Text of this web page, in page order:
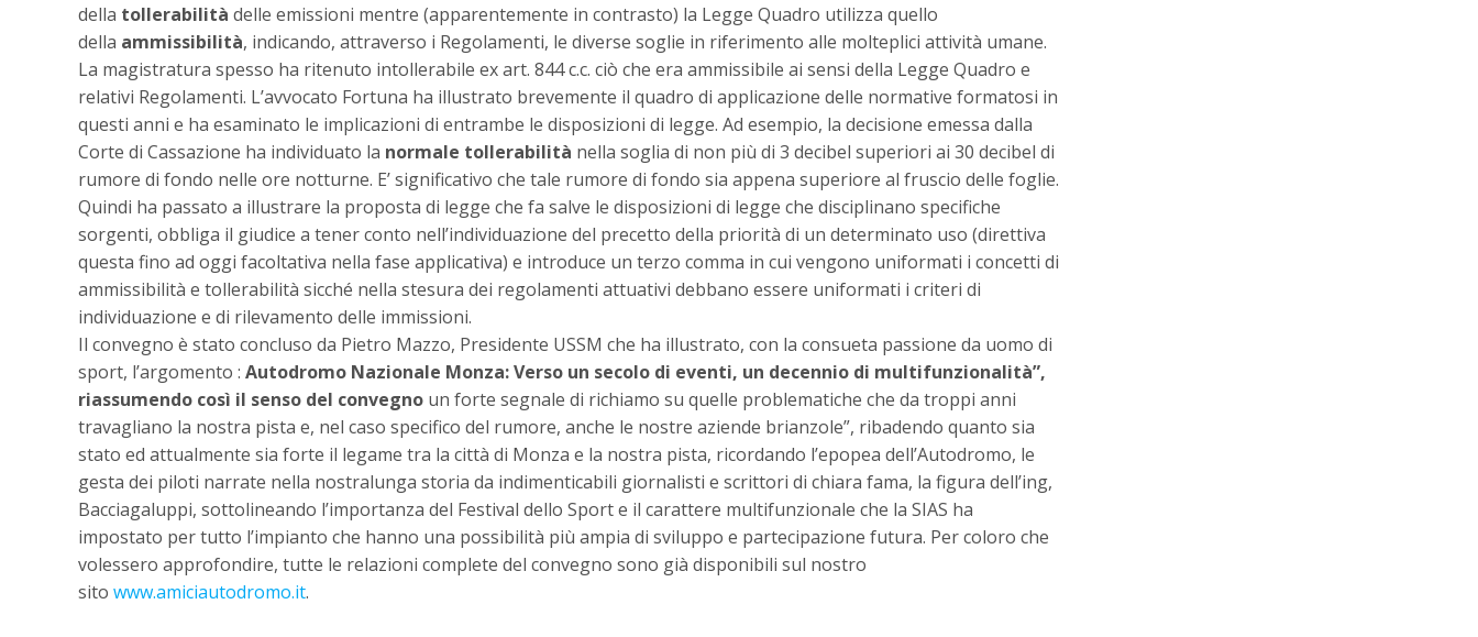
della tollerabilità delle emissioni mentre (apparentemente in contrasto) la Legge Quadro utilizza quello
della ammissibilità, indicando, attraverso i Regolamenti, le diverse soglie in riferimento alle molteplici attività umane.
La magistratura spesso ha ritenuto intollerabile ex art. 844 c.c. ciò che era ammissibile ai sensi della Legge Quadro e
relativi Regolamenti. L’avvocato Fortuna ha illustrato brevemente il quadro di applicazione delle normative formatosi in
questi anni e ha esaminato le implicazioni di entrambe le disposizioni di legge. Ad esempio, la decisione emessa dalla
Corte di Cassazione ha individuato la normale tollerabilità nella soglia di non più di 3 decibel superiori ai 30 decibel di
rumore di fondo nelle ore notturne. E’ significativo che tale rumore di fondo sia appena superiore al fruscio delle foglie.
Quindi ha passato a illustrare la proposta di legge che fa salve le disposizioni di legge che disciplinano specifiche
sorgenti, obbliga il giudice a tener conto nell’individuazione del precetto della priorità di un determinato uso (direttiva
questa fino ad oggi facoltativa nella fase applicativa) e introduce un terzo comma in cui vengono uniformati i concetti di
ammissibilità e tollerabilità sicché nella stesura dei regolamenti attuativi debbano essere uniformati i criteri di
individuazione e di rilevamento delle immissioni.
Il convegno è stato concluso da Pietro Mazzo, Presidente USSM che ha illustrato, con la consueta passione da uomo di
sport, l’argomento : Autodromo Nazionale Monza: Verso un secolo di eventi, un decennio di multifunzionalità”,
riassumendo così il senso del convegno un forte segnale di richiamo su quelle problematiche che da troppi anni
travagliano la nostra pista e, nel caso specifico del rumore, anche le nostre aziende brianzole”, ribadendo quanto sia
stato ed attualmente sia forte il legame tra la città di Monza e la nostra pista, ricordando l’epopea dell’Autodromo, le
gesta dei piloti narrate nella nostralunga storia da indimenticabili giornalisti e scrittori di chiara fama, la figura dell’ing,
Bacciagaluppi, sottolineando l’importanza del Festival dello Sport e il carattere multifunzionale che la SIAS ha
impostato per tutto l’impianto che hanno una possibilità più ampia di sviluppo e partecipazione futura. Per coloro che
volessero approfondire, tutte le relazioni complete del convegno sono già disponibili sul nostro
sito www.amiciautodromo.it.